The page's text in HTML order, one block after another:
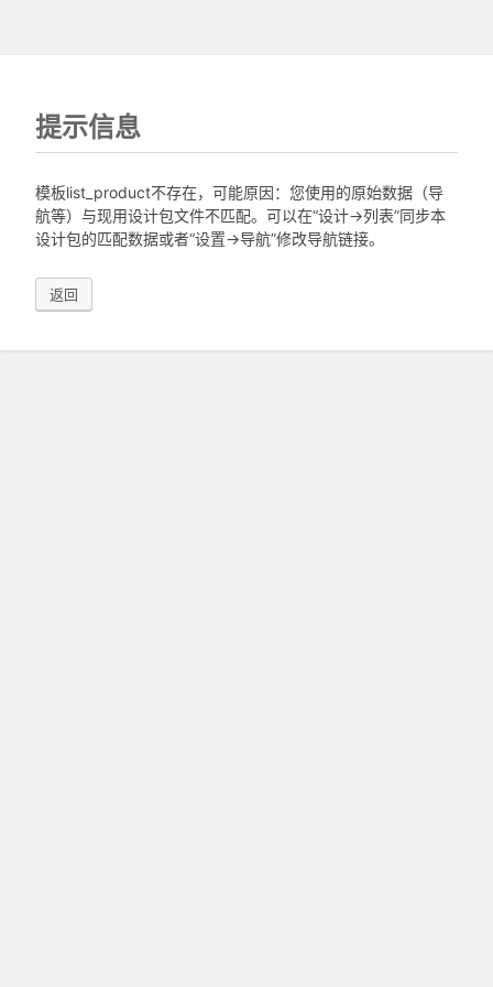
提示信息
模板list_product不存在，可能原因：您使用的原始数据（导
航等）与现用设计包文件不匹配。可以在“设计->列表”同步本
设计包的匹配数据或者“设置->导航”修改导航链接。
返回